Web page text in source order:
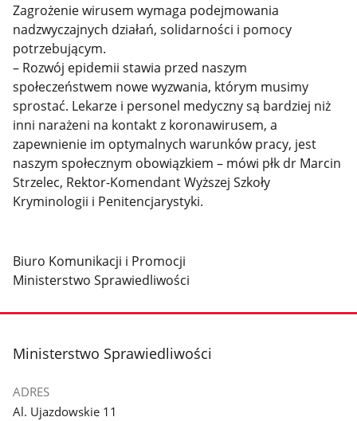
Zagrożenie wirusem wymaga podejmowania
nadzwyczajnych działań, solidarności i pomocy
potrzebującym.
– Rozwój epidemii stawia przed naszym
społeczeństwem nowe wyzwania, którym musimy
sprostać. Lekarze i personel medyczny są bardziej niż
inni narażeni na kontakt z koronawirusem, a
zapewnienie im optymalnych warunków pracy, jest
naszym społecznym obowiązkiem – mówi płk dr Marcin
Strzelec, Rektor-Komendant Wyższej Szkoły
Kryminologii i Penitencjarystyki.
Biuro Komunikacji i Promocji
Ministerstwo Sprawiedliwości
stopka
Ministerstwo Sprawiedliwości
ADRES
Al. Ujazdowskie 11